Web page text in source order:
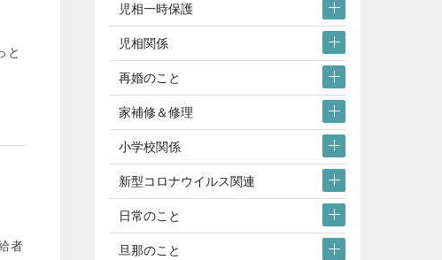
と
者
児相一時保護
児相関係
再婚のこと
家補修＆修理
小学校関係
新型コロナウイルス関連
日常のこと
旦那のこと